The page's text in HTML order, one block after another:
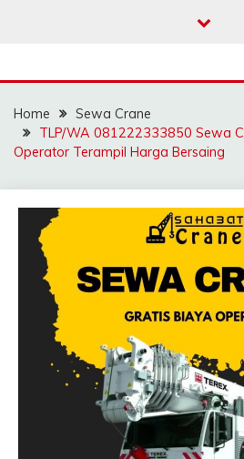
SAHABAT
JASA
FORKLIFT |
Home
Sewa Crane
TLP/WA 081222333850 Sewa
Operator Terampil Harga Bersaing